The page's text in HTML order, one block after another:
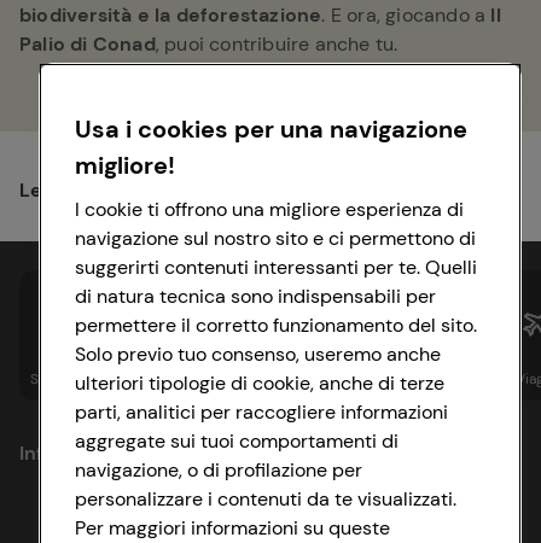
biodiversità e la deforestazione. E ora, giocando a Il
Palio di Conad, puoi contribuire anche tu.
Leggi il
Spesa online Assicurazioni Sapori& Istituzionale
Informazioni
Privacy Policy
Usa i cookies per una navigazione
migliore!
I cookie ti offrono una migliore esperienza di
navigazione sul nostro sito e ci permettono di
suggerirti contenuti interessanti per te. Quelli
di natura tecnica sono indispensabili per
permettere il corretto funzionamento del sito.
Solo previo tuo consenso, useremo anche
ulteriori tipologie di cookie, anche di terze
parti, analitici per raccogliere informazioni
aggregate sui tuoi comportamenti di
navigazione, o di profilazione per
personalizzare i contenuti da te visualizzati.
Per maggiori informazioni su queste